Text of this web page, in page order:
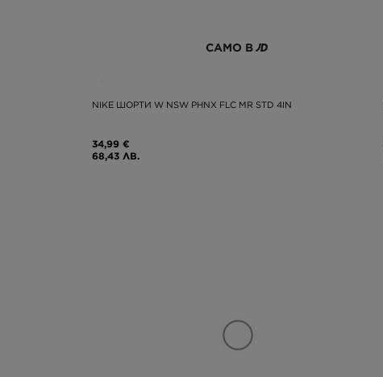
САМО В
NIKE ШОРТИ W NSW PHNX FLC MR STD 4IN
34,99 €
68,43 ЛВ.